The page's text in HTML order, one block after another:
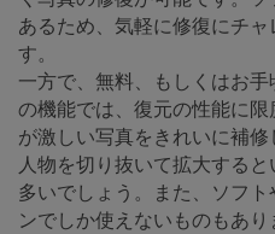
あるため、気軽に修復にチ
す。
一方で、無料、もしくはお
の機能では、復元の性能に
が激しい写真をきれいに補
人物を切り抜いて拡大する
多いでしょう。また、ソフ
ンでしか使えないものもあり